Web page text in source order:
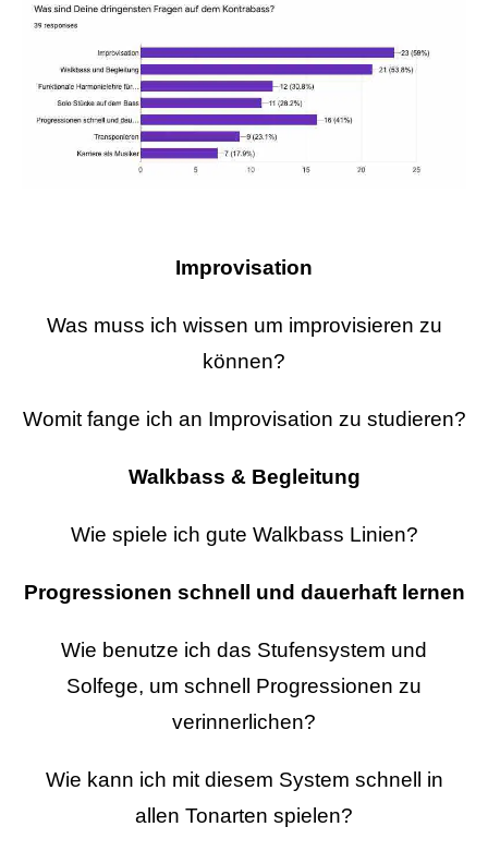
Improvisation
Was muss ich wissen um improvisieren zu
können?
Womit fange ich an Improvisation zu studieren?
Walkbass & Begleitung
Wie spiele ich gute Walkbass Linien?
Progressionen schnell und dauerhaft lernen
Wie benutze ich das Stufensystem und
Solfege, um schnell Progressionen zu
verinnerlichen?
Wie kann ich mit diesem System schnell in
allen Tonarten spielen?